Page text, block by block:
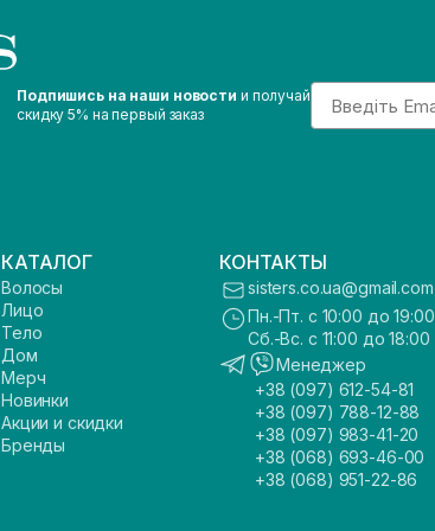
Подпишись на наши новости и получай
скидку 5% на первый заказ
Email
КАТАЛОГ
Волосы
Лицо
Тело
Дом
Мерч
Новинки
Акции и скидки
Бренды
КОНТАКТЫ
sisters.co.ua@gmail.com
Пн.-Пт. с 10:00 до 19:00
Сб.-Вс. с 11:00 до 18:00
Менеджер
+38 (097) 612-54-81
+38 (097) 788-12-88
+38 (097) 983-41-20
+38 (068) 693-46-00
+38 (068) 951-22-86